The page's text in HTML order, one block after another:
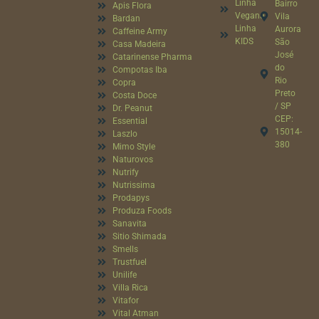
Apis Flora
Bardan
Caffeine Army
Casa Madeira
Catarinense Pharma
Compotas Iba
Copra
Costa Doce
Dr. Peanut
Essential
Laszlo
Mimo Style
Naturovos
Nutrify
Nutrissima
Prodapys
Produza Foods
Sanavita
Sitio Shimada
Smells
Trustfuel
Unilife
Villa Rica
Vitafor
Vital Atman
Linha
Vegana
Linha
KIDS
Bairro
Vila
Aurora
São
José
do
Rio
Preto
/ SP
CEP:
15014-
380